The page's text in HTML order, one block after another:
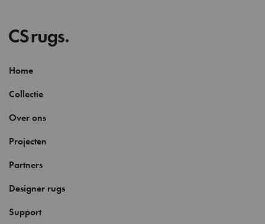
Home
Collectie
Over ons
Projecten
Partners
Designer rugs
Support